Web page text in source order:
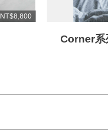
NT$8,800
Corner系